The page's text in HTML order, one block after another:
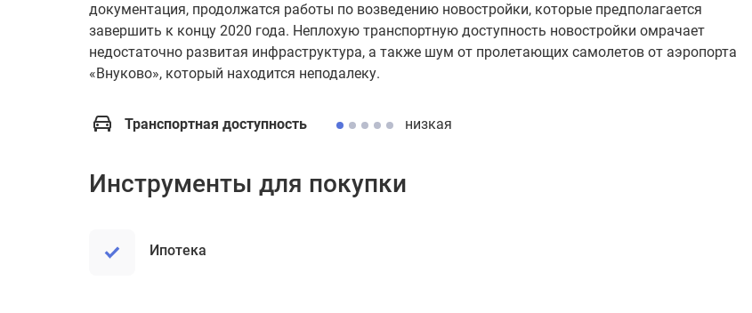
документация, продолжатся работы по возведению новостройки, которые предполагается
завершить к концу 2020 года. Неплохую транспортную доступность новостройки омрачает
недостаточно развитая инфраструктура, а также шум от пролетающих самолетов от аэропорта
«Внуково», который находится неподалеку.
Транспортная доступность низкая
Инструменты для покупки
ипотека